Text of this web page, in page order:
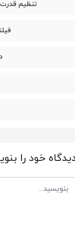
تنظیم
خود را